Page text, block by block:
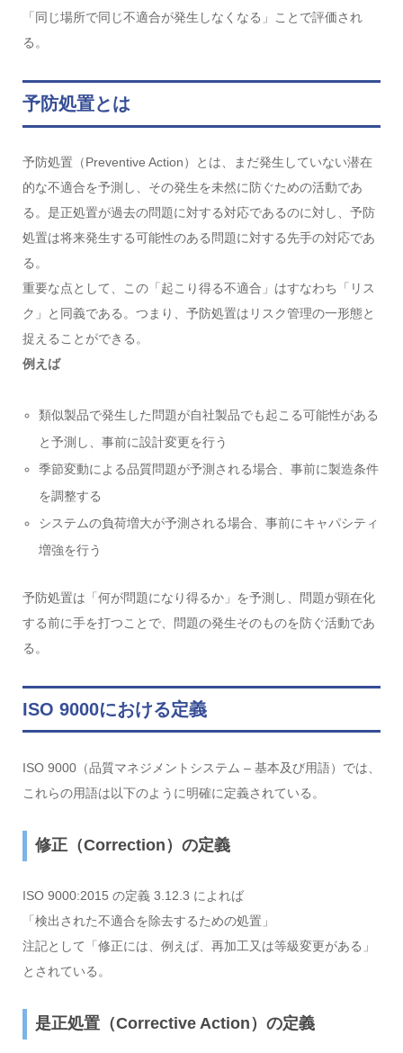
「同じ場所で同じ不適合が発生しなくなる」ことで評価され
る。
予防処置とは
予防処置（Preventive Action）とは、まだ発生していない潜在
的な不適合を予測し、その発生を未然に防ぐための活動であ
る。是正処置が過去の問題に対する対応であるのに対し、予防
処置は将来発生する可能性のある問題に対する先手の対応であ
る。
重要な点として、この「起こり得る不適合」はすなわち「リス
ク」と同義である。つまり、予防処置はリスク管理の一形態と
捉えることができる。
例えば
類似製品で発生した問題が自社製品でも起こる可能性がある
と予測し、事前に設計変更を行う
季節変動による品質問題が予測される場合、事前に製造条件
を調整する
システムの負荷増大が予測される場合、事前にキャパシティ
増強を行う
予防処置は「何が問題になり得るか」を予測し、問題が顕在化
する前に手を打つことで、問題の発生そのものを防ぐ活動であ
る。
ISO 9000における定義
ISO 9000（品質マネジメントシステム – 基本及び用語）では、
これらの用語は以下のように明確に定義されている。
修正（Correction）の定義
ISO 9000:2015 の定義 3.12.3 によれば
「検出された不適合を除去するための処置」
注記として「修正には、例えば、再加工又は等級変更がある」
とされている。
是正処置（Corrective Action）の定義